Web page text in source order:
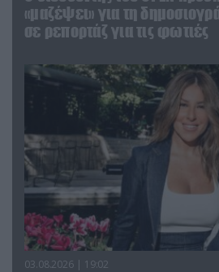
«μαζέψει» για τη
σε ρεπορτάζ για τις φωτιές
03.08.2026 | 19:02